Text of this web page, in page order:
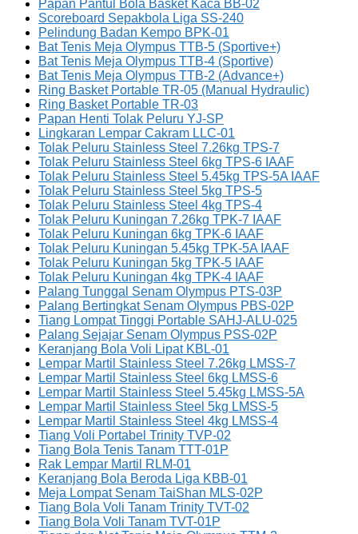
Papan Pantul Bola Basket Kaca BB-02
Scoreboard Sepakbola Liga SS-240
Pelindung Badan Kempo BPK-01
Bat Tenis Meja Olympus TTB-5 (Sportive+)
Bat Tenis Meja Olympus TTB-4 (Sportive)
Bat Tenis Meja Olympus TTB-2 (Advance+)
Ring Basket Portable TR-05 (Manual Hydraulic)
Ring Basket Portable TR-03
Papan Henti Tolak Peluru YJ-SP
Lingkaran Lempar Cakram LLC-01
Tolak Peluru Stainless Steel 7.26kg TPS-7
Tolak Peluru Stainless Steel 6kg TPS-6 IAAF
Tolak Peluru Stainless Steel 5.45kg TPS-5A IAAF
Tolak Peluru Stainless Steel 5kg TPS-5
Tolak Peluru Stainless Steel 4kg TPS-4
Tolak Peluru Kuningan 7.26kg TPK-7 IAAF
Tolak Peluru Kuningan 6kg TPK-6 IAAF
Tolak Peluru Kuningan 5.45kg TPK-5A IAAF
Tolak Peluru Kuningan 5kg TPK-5 IAAF
Tolak Peluru Kuningan 4kg TPK-4 IAAF
Palang Tunggal Senam Olympus PTS-03P
Palang Bertingkat Senam Olympus PBS-02P
Tiang Lompat Tinggi Portable SAHJ-ALU-025
Palang Sejajar Senam Olympus PSS-02P
Keranjang Bola Voli Lipat KBL-01
Lempar Martil Stainless Steel 7.26kg LMSS-7
Lempar Martil Stainless Steel 6kg LMSS-6
Lempar Martil Stainless Steel 5.45kg LMSS-5A
Lempar Martil Stainless Steel 5kg LMSS-5
Lempar Martil Stainless Steel 4kg LMSS-4
Tiang Voli Portabel Trinity TVP-02
Tiang Bola Tenis Tanam TTT-01P
Rak Lempar Martil RLM-01
Keranjang Bola Beroda Liga KBB-01
Meja Lompat Senam TaiShan MLS-02P
Tiang Bola Voli Tanam Trinity TVT-02
Tiang Bola Voli Tanam TVT-01P